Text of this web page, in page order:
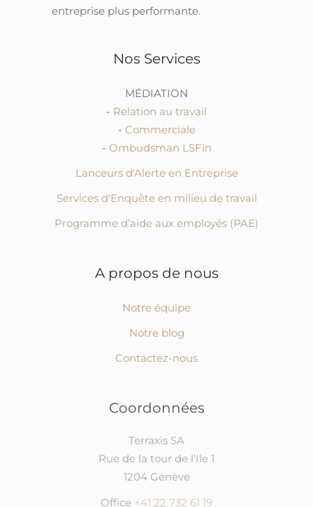
entreprise plus performante.
Nos Services
MÉDIATION
- Relation au travail
- Commerciale
- Ombudsman LSFin
Lanceurs d'Alerte en Entreprise
Services d'Enquête en milieu de travail
Programme d’aide aux employés (PAE)
A propos de nous
Notre équipe
Notre blog
Contactez-nous
Coordonnées
Terraxis SA
Rue de la tour de l’Ile 1
1204 Genève
Office +41 22 732 61 19